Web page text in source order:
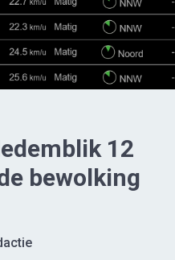
12
bewolking